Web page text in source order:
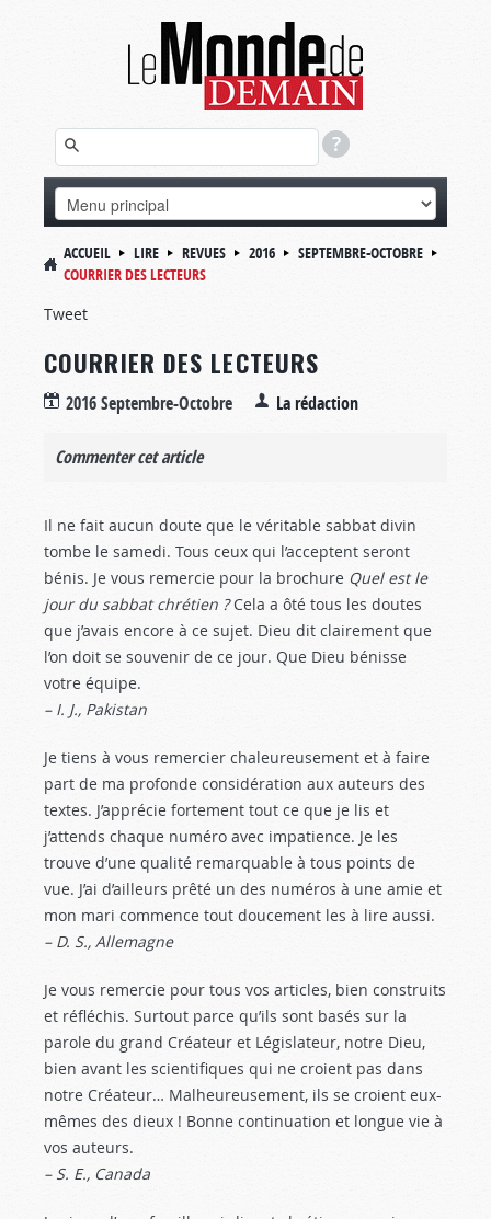
ACCUEIL LIRE REVUES 2016
SEPTEMBRE-OCTOBRE
COURRIER DES LECTEURS
Tweet
COURRIER DES LECTEURS
2016 Septembre-Octobre La rédaction
Commenter cet article
Il ne fait aucun doute que le véritable sabbat divin
tombe le samedi. Tous ceux qui l’acceptent seront
bénis. Je vous remercie pour la brochure Quel est le
jour du sabbat chrétien ?Cela a ôté tous les doutes
que j’avais encore à ce sujet. Dieu dit clairement que
l’on doit se souvenir de ce jour. Que Dieu bénisse
votre équipe.
– I. J., Pakistan
Je tiens à vous remercier chaleureusement et à faire
part de ma profonde considération aux auteurs des
textes. J’apprécie fortement tout ce que je lis et
j’attends chaque numéro avec impatience. Je les
trouve d’une qualité remarquable à tous points de
vue. J’ai d’ailleurs prêté un des numéros à une amie et
mon mari commence tout doucement les à lire aussi.
– D. S., Allemagne
Je vous remercie pour tous vos articles, bien construits
et réfléchis. Surtout parce qu’ils sont basés sur la
parole du grand Créateur et Législateur, notre Dieu,
bien avant les scientifiques qui ne croient pas dans
notre Créateur… Malheureusement, ils se croient eux-
mêmes des dieux ! Bonne continuation et longue vie à
vos auteurs.
– S. E., Canada